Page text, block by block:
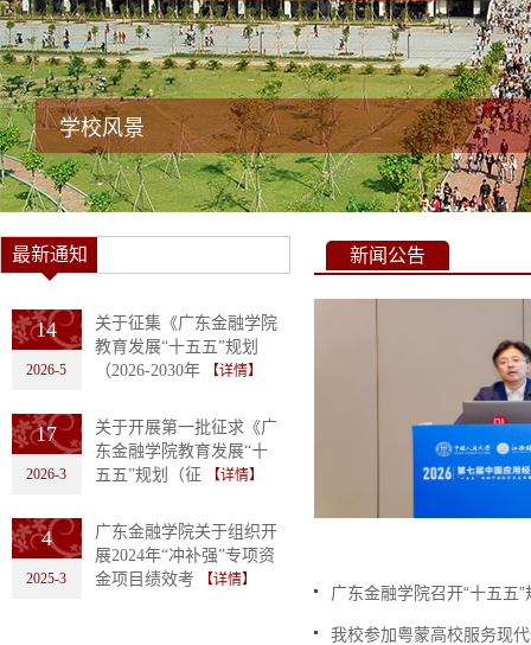
学校风景
最新通知
14
2026-5
关于征集《广东金融学院
教育发展“十五五”规划
（2026-2030年
【详情】
17
2026-3
关于开展第一批征求《广
东金融学院教育发展“十
五五”规划（征
【详情】
4
2025-3
广东金融学院关于组织开
展2024年“冲补强”专项资
金项目绩效考
【详情】
新闻公告
广东金融学院召开“十五五”
我校参加粤蒙高校服务现